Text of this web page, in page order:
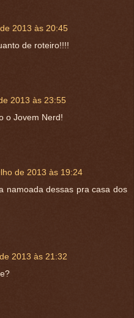
2013 às 20:45
de roteiro!!!!
2013 às 23:55
o Jovem Nerd!
de 2013 às 19:24
namoada dessas pra casa dos
2013 às 21:32